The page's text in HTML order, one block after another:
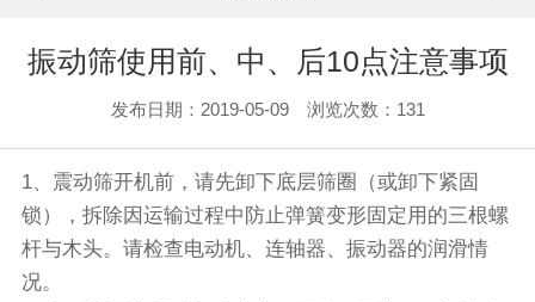
振动筛使用前、中、后10点注意事项
发布日期：2019-05-09 浏览次数： 131
1、 震动筛开机前，请先卸下底层筛圈（或卸下紧固
锁），拆除因运输过程中防止弹簧变形固定用的三根螺
杆与木头。请检查电动机、连轴器、振动器的润滑情
况。